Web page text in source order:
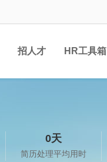
招人才 HR工具箱
0天
简历处理平均用时